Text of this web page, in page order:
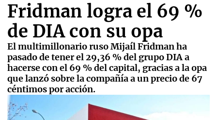
Fridman logra el 69 %
de DIA con su opa
El multimillonario ruso Mijaíl Fridman ha
pasado de tener el 29,36 % del grupo DIA a
hacerse con el 69 % del capital, gracias a la opa
que lanzó sobre la compañía a un precio de 67
céntimos por acción.